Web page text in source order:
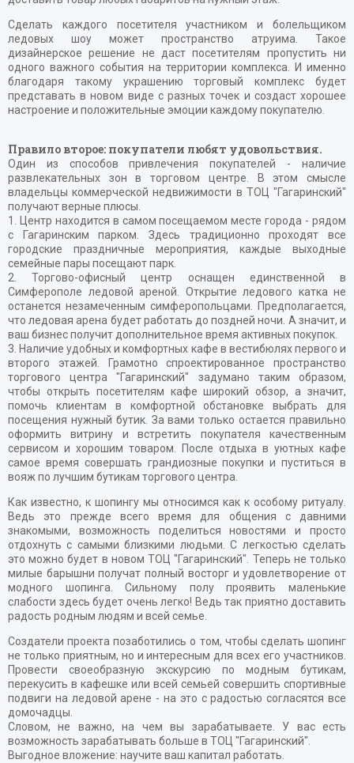
Сделать каждого посетителя участником и болельщиком
ледовых шоу может пространство атруима. Такое
дизайнерское решение не даст посетителям пропустить ни
одного важного события на территории комплекса. И именно
благодаря такому украшению торговый комплекс будет
представать в новом виде с разных точек и создаст хорошее
настроение и положительные эмоции каждому покупателю.
Правило второе: покупатели любят удовольствия.
Один из способов привлечения покупателей - наличие
развлекательных зон в торговом центре. В этом смысле
владельцы коммерческой недвижимости в ТОЦ "Гагаринский"
получают верные плюсы.
1. Центр находится в самом посещаемом месте города - рядом
с Гагаринским парком. Здесь традиционно проходят все
городские праздничные мероприятия, каждые выходные
семейные пары посещают парк.
2. Торгово-офисный центр оснащен единственной в
Симферополе ледовой ареной. Открытие ледового катка не
останется незамеченным симферопольцами. Предполагается,
что ледовая арена будет работать до поздней ночи. А значит, и
ваш бизнес получит дополнительное время активных покупок.
3. Наличие удобных и комфортных кафе в вестибюлях первого и
второго этажей. Грамотно спроектированное пространство
торгового центра "Гагаринский" задумано таким образом,
чтобы открыть посетителям кафе широкий обзор, а значит,
помочь клиентам в комфортной обстановке выбрать для
посещения нужный бутик. За вами только остается правильно
оформить витрину и встретить покупателя качественным
сервисом и хорошим товаром. После отдыха в уютных кафе
самое время совершать грандиозные покупки и пуститься в
вояж по лучшим бутикам торгового центра.
Как известно, к шопингу мы относимся как к особому ритуалу.
Ведь это прежде всего время для общения с давними
знакомыми, возможность поделиться новостями и просто
отдохнуть с самыми близкими людьми. С легкостью сделать
это можно будет в новом ТОЦ "Гагаринский". Теперь не только
милые барышни получат полный восторг и удовлетворение от
модного шопинга. Сильному полу проявить маленькие
слабости здесь будет очень легко! Ведь так приятно доставить
радость родным людям и всей семье.
Создатели проекта позаботились о том, чтобы сделать шопинг
не только приятным, но и интересным для всех его участников.
Провести своеобразную экскурсию по модным бутикам,
перекусить в кафешке или всей семьей совершить спортивные
подвиги на ледовой арене - на это с радостью согласятся все
домочадцы.
Словом, не важно, на чем вы зарабатываете. У вас есть
возможность зарабатывать больше в ТОЦ "Гагаринский".
Выгодное вложение: научите ваш капитал работать.